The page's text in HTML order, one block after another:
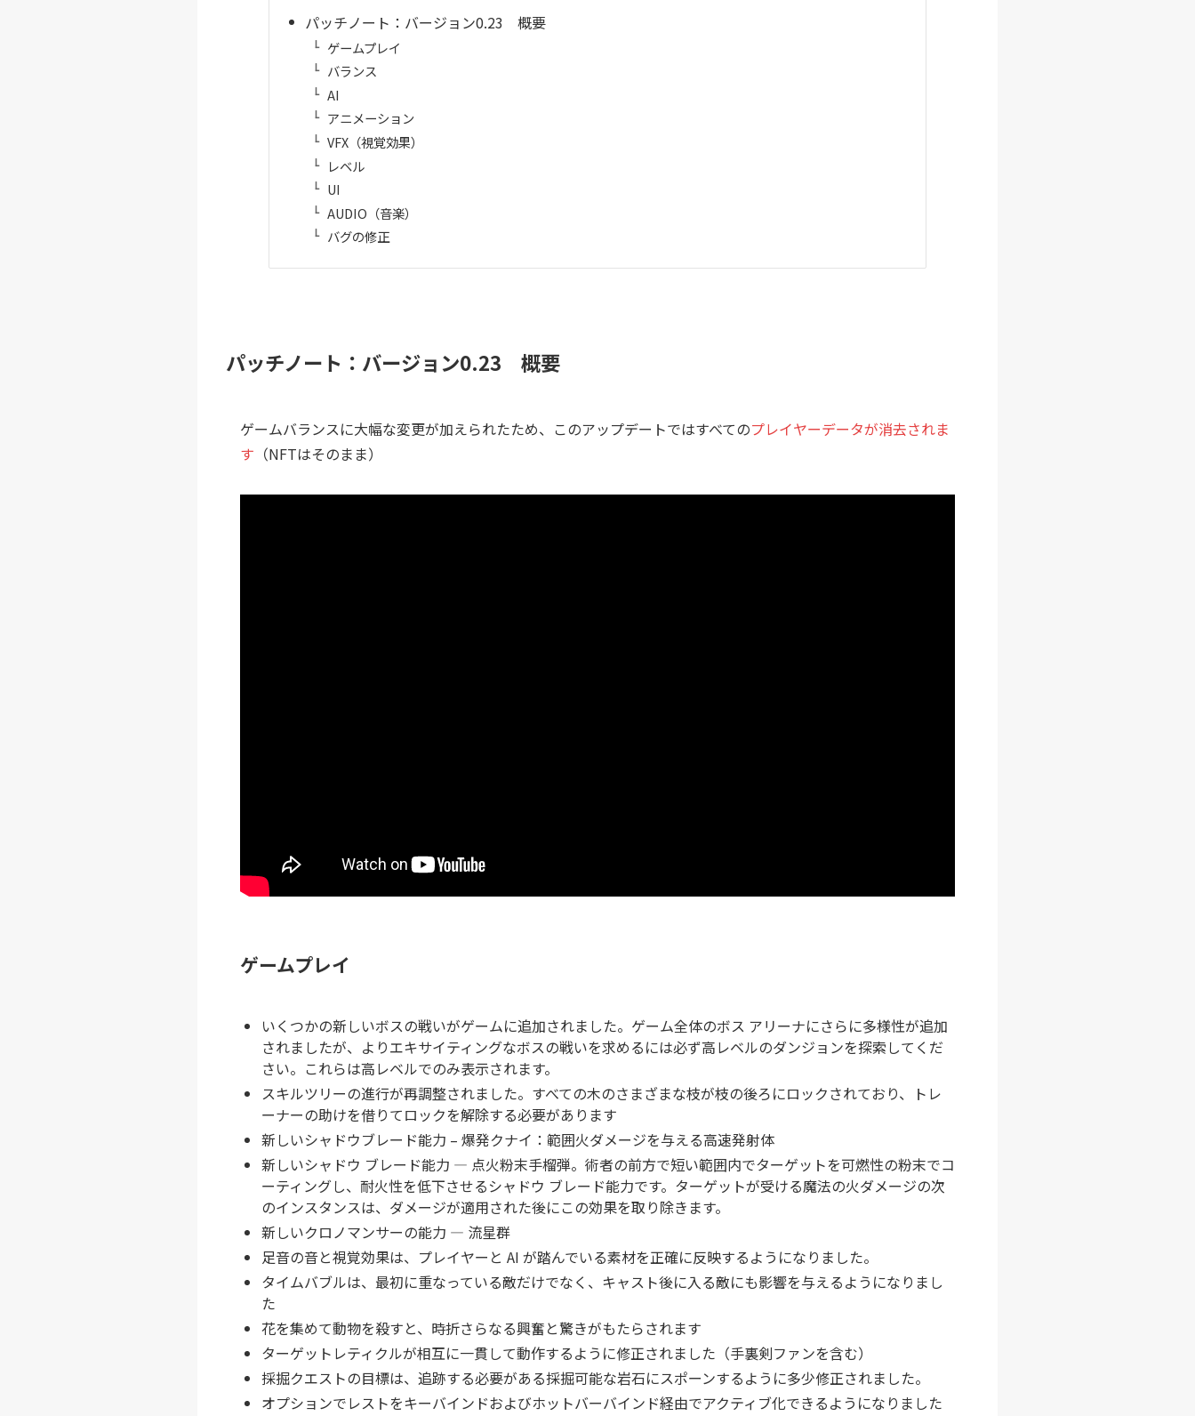
パッチノート：バージョン0.23 概要
ゲームプレイ
バランス
AI
アニメーション
VFX（視覚効果）
レベル
UI
AUDIO（音楽）
バグの修正
パッチノート：バージョン0.23 概要
ゲームバランスに大幅な変更が加えられたため、このアップデートではすべてのプレイヤーデータが消去されま
す （NFTはそのまま）
ゲームプレイ
いくつかの新しいボスの戦いがゲームに追加されました。ゲーム全体のボス アリーナにさらに多様性が追加
されましたが、よりエキサイティングなボスの戦いを求めるには必ず高レベルのダンジョンを探索してくだ
さい。これらは高レベルでのみ表示されます。
スキルツリーの進行が再調整されました。すべての木のさまざまな枝が枝の後ろにロックされており、トレ
ーナーの助けを借りてロックを解除する必要があります
新しいシャドウブレード能力 – 爆発クナイ：範囲火ダメージを与える高速発射体
新しいシャドウ ブレード能力 — 点火粉末手榴弾。術者の前方で短い範囲内でターゲットを可燃性の粉末でコ
ーティングし、耐火性を低下させるシャドウ ブレード能力です。ターゲットが受ける魔法の火ダメージの次
のインスタンスは、ダメージが適用された後にこの効果を取り除きます。
新しいクロノマンサーの能力 — 流星群
足音の音と視覚効果は、プレイヤーと AI が踏んでいる素材を正確に反映するようになりました。
タイムバブルは、最初に重なっている敵だけでなく、キャスト後に入る敵にも影響を与えるようになりまし
た
花を集めて動物を殺すと、時折さらなる興奮と驚きがもたらされます
ターゲットレティクルが相互に一貫して動作するように修正されました（手裏剣ファンを含む）
採掘クエストの目標は、追跡する必要がある採掘可能な岩石にスポーンするように多少修正されました。
オプションでレストをキーバインドおよびホットバーバインド経由でアクティブ化できるようになりました